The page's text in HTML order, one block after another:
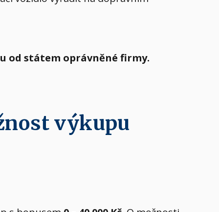
od státem oprávněné firmy.
výkupu